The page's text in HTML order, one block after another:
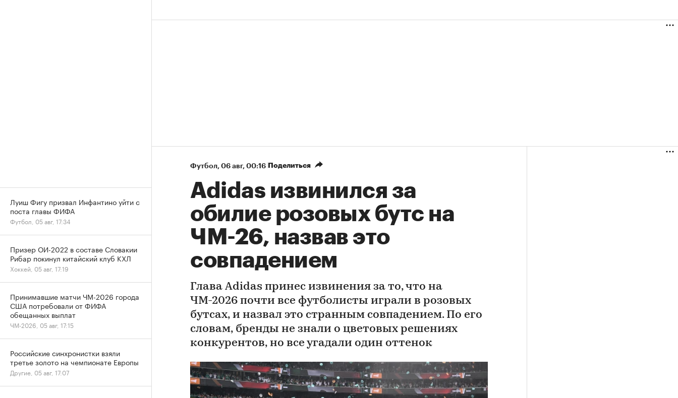
Футбол⁠, 06 авг, 00:16 Поделиться
Adidas извинился за
обилие розовых бутс на
ЧМ-26, назвав это
совпадением
Глава Adidas принес извинения за то, что на
ЧМ-2026 почти все футболисты играли в розовых
бутсах, и назвал это странным совпадением. По его
словам, бренды не знали о цветовых решениях
конкурентов, но все угадали один оттенок
Луиш Фигу призвал Инфантино уйти с
поста главы ФИФА
Футбол, 05 авг, 17:34
Призер ОИ-2022 в составе Словакии
Рибар покинул китайский клуб КХЛ
Хоккей, 05 авг, 17:19
Принимавшие матчи ЧМ-2026 города
США потребовали от ФИФА
обещанных выплат
ЧМ-2026, 05 авг, 17:15
Российские синхронистки взяли
третье золото на чемпионате Европы
Другие, 05 авг, 17:07